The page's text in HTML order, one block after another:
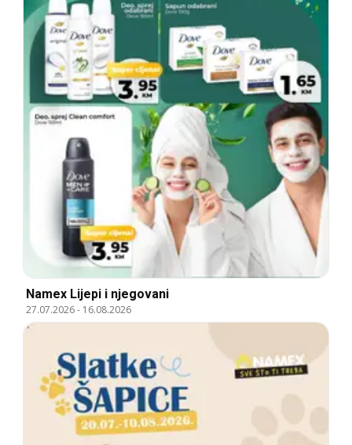
Namex Lijepi i njegovani
27.07.2026- 16.08.2026